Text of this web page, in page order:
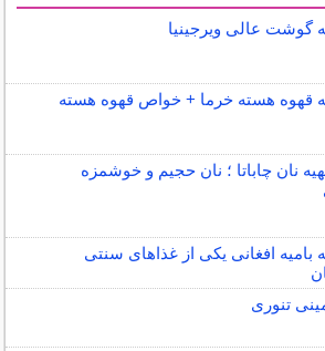
گوشت عالی ویرجینیا
قهوه هسته خرما + خواص قهوه هسته
نان چاباتا ؛ نان حجیم و خوشمزه
بامیه افغانی یکی از غذاهای سنتی
تنوری